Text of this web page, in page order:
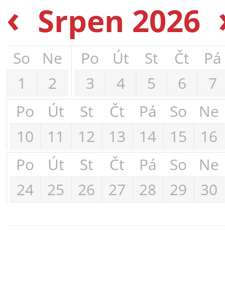
‹ Srpen 2026
So
Ne
1
2
Po Út St Čt
Pá
3
4 5 6
7
Po
Út St Čt Pá So
Ne
10
11 12 13 14 15
16
Po
Út St Čt Pá So
Ne
24
25 26 27 28 29 30